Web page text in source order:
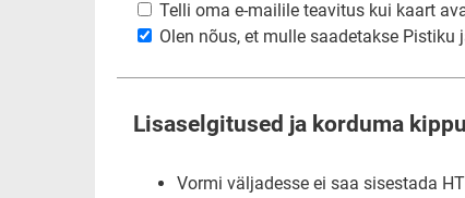
Telli oma e-mailile teavitus kui kaart
Olen nõus, et mulle saadetakse
Lisaselgitused ja korduma
Vormi väljadesse ei saa sisestada